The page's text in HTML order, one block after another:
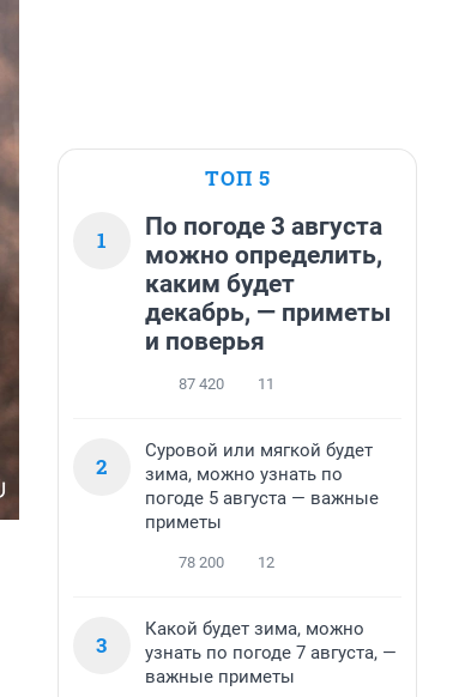
ТОП 5
1
По погоде 3 августа
можно определить,
каким будет
декабрь, — приметы
и поверья
87 420 11
2
Суровой или мягкой будет
зима, можно узнать по
погоде 5 августа — важные
приметы
78 200 12
3
Какой будет зима, можно
узнать по погоде 7 августа, —
важные приметы